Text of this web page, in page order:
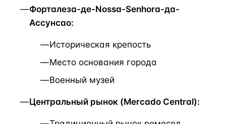
Форталеза-де-Nossa-Senhora-да-
Ассунсао:
Историческая крепость
Место основания города
Военный музей
Центральный рынок (Mercado Central):